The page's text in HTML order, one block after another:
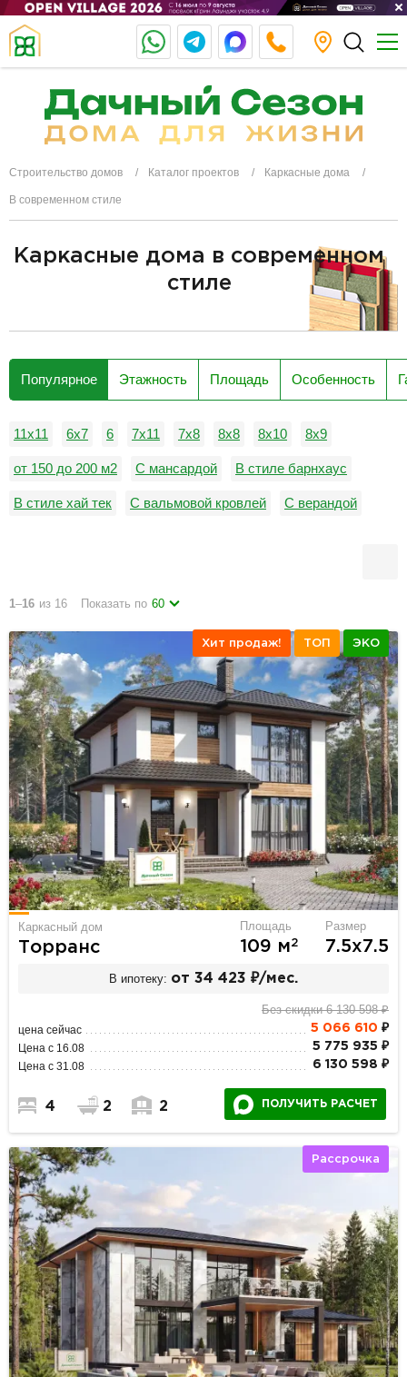
Строительство домов Каталог проектов Каркасные дома
В современном стиле
Каркасные дома в современном
стиле
Популярное Этажность Площадь Особенность
11х11 6x7 6 7x11 7х8 8x8 8х10 8х9
от 150 до 200 м2 С мансардой В стиле барнхаус
В стиле хай тек С вальмовой кровлей С верандой
1–16 из 16 Показать по 60
Хит продаж! ТОП ЭКО
Каркасный дом
Торранс
Площадь
109 м2
Размер
7.5х7.5
В ипотеку: от 34 423 ₽/мес.
Без скидки 6 130 598 ₽
цена сейчас 5 066 610 ₽
Цена с 16.08 5 775 935 ₽
Цена с 31.08 6 130 598 ₽
4 2 2 ПОЛУЧИТЬ РАСЧЕТ
Рассрочка